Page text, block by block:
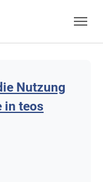
Nutzung
in teos